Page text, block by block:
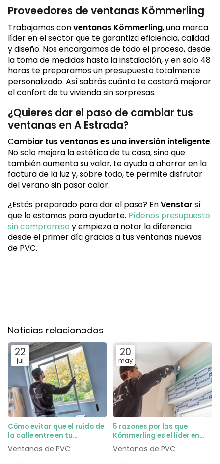
Proveedores de ventanas Kömmerling
Trabajamos conventanas Kömmerling, una marca
líder en el sector que te garantiza eficiencia, calidad
y diseño. Nos encargamos de todo el proceso, desde
la toma de medidas hasta la instalación, y en solo 48
horas te preparamos un presupuesto totalmente
personalizado. Así sabrás cuánto te costará mejorar
el confort de tu vivienda sin sorpresas.
¿Quieres dar el paso de cambiar tus
ventanas en A Estrada?
Cambiar tus ventanas es una inversión inteligente.
No solo mejora la estética de tu casa, sino que
también aumenta su valor, te ayuda a ahorrar en la
factura de la luz y, sobre todo, te permite disfrutar
del verano sin pasar calor.
¿Estás preparado para dar el paso? EnVenstar sí
que lo estamos para ayudarte. Pídenos presupuesto
sin compromiso y empieza a notar la diferencia
desde el primer día gracias a tus ventanas nuevas
de PVC.
Noticias relacionadas
22
jul
Cómo evitar que el ruido de
la calle entre en tu
dormitorio gracias al vidrio
Ventanas de PVC
20
may
5 razones por las que
Kömmerling es el líder en
perfiles de PVC
Ventanas de PVC